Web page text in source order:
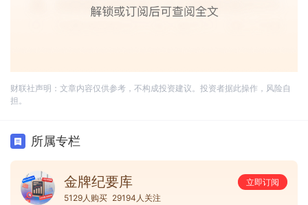
财联社声明：文章内容仅供参考，不构成投资建议。投资者据此操作，风险自
担。
所属专栏
金牌纪要库
立即订阅
5129人购买 29194人关注